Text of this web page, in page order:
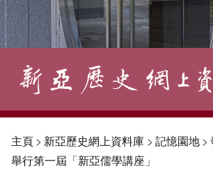
主頁> 新亞歷史網上資料庫 > 記憶園地>
舉行第一屆「新亞儒學講座」